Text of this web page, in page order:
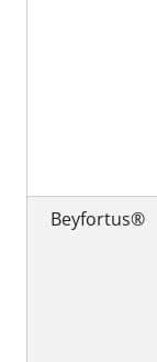
Beyfortus®